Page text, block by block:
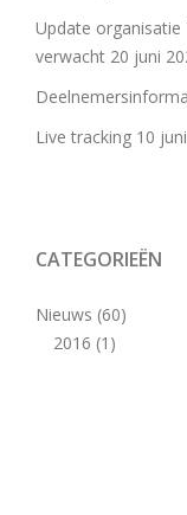
Update
verwacht 20 juni
Live tracking 10
CATEGORIEËN
Nieuws (60)
2016 (1)